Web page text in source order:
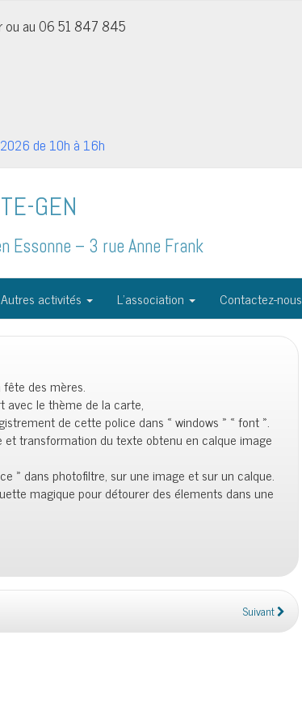
ou au 06 51 847 845
2026 de 10h à 16h
GEN
Essonne – 3 rue Anne Frank
Autres activités L’association Contactez-nous
des mères.
avec le thème de la carte,
de cette police dans « windows » « font ».
transformation du texte obtenu en calque image
» dans photofiltre, sur une image et sur un calque.
magique pour détourer des élements dans une
Suivant